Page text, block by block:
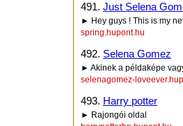
491. Just Selena
► Hey guys ! This is my
spring.hupont.hu
492. Selena Gomez
► Akinek a példaképe
selenagomez-
493. Harry potter
► Rajongói oldal